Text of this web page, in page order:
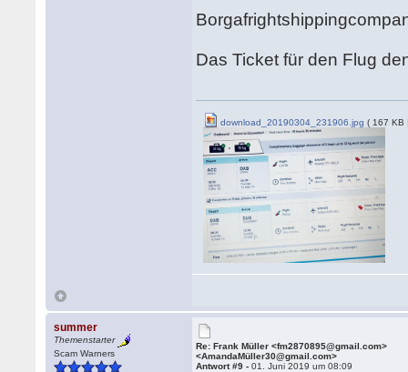
Das Ticket für den Flug
download_20190304_231906.jpg ( 167 KB
summer
Themenstarter
Scam Warners
Re: Frank Müller <fm2870895@gmail.com>
<AmandaMüller30@gmail.com>
Antwort #9 -01. Juni 2019 um 08:09